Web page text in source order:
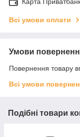
Карта
Всі умови оплати
Умови
Повернення товару
Всі умови
Подібні товари